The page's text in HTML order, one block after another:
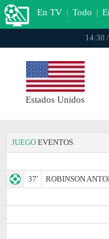
En TV | Todo |
14:30
Estados Unidos
JUEGO EVENTOS
37'
ROBINSON